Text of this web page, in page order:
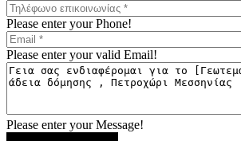
Please enter your Phone!
Please enter your valid Email!
Please enter your Message!